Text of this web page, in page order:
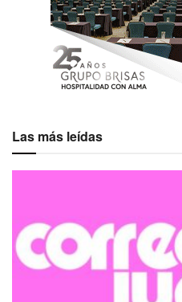
Las más leídas